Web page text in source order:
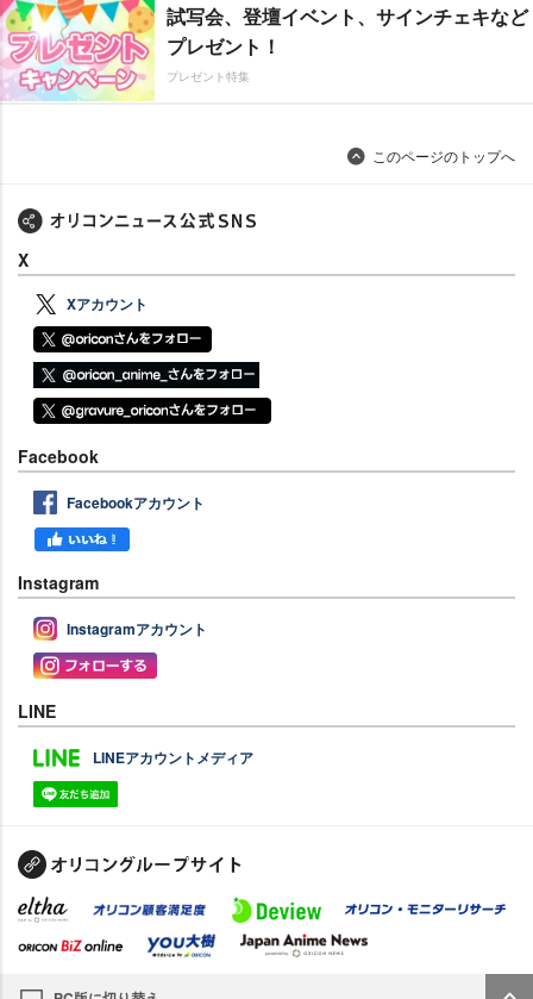
試写会、登壇イベント、サインチェキなど
プレゼント！
プレゼント特集
このページのトップへ
X
Xアカウント
Facebook
Facebookアカウント
Instagram
Instagramアカウント
LINE
LINEアカウントメディア